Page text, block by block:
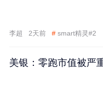
李超 2天前 # smart精灵#2
美银：零跑市值被严